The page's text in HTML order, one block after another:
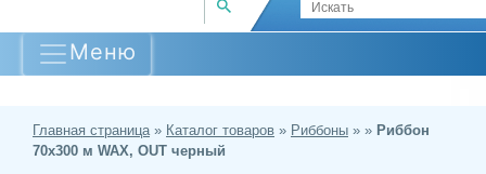
Меню
Главная страница » Каталог товаров » Риббоны » » Риббон
70х300 м WAX, OUT черный